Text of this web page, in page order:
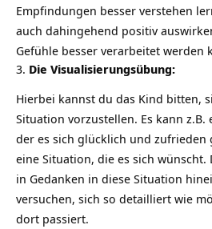
Empfindungen besser verstehen
auch dahingehend positiv
Gefühle besser verarbeitet werden
3. Die Visualisierungsübung:
Hierbei kannst du das Kind bitten,
Situation vorzustellen. Es kann z.B.
der es sich glücklich und zufrieden
eine Situation, die es sich wünscht.
in Gedanken in diese Situation
versuchen, sich so detailliert wie
dort passiert.